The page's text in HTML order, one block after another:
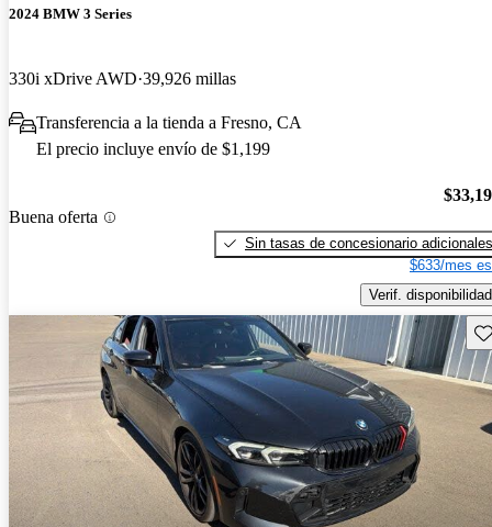
2024 BMW 3 Series
330i xDrive AWD 39,926 millas
Transferencia a la tienda a Fresno, CA
El precio incluye envío de $1,199
Buena oferta
Sin tasas de concesionario adicionales
$633/mes
Verif. disponibilidad